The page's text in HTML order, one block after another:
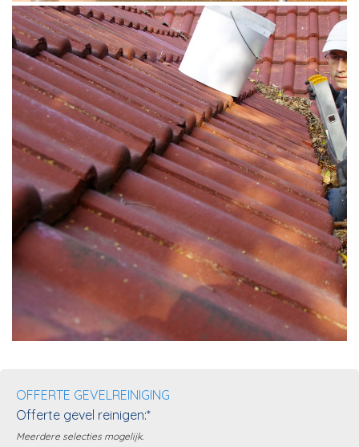
OFFERTE GEVELREINIGING
Offerte gevel reinigen:*
Meerdere selecties mogelijk.